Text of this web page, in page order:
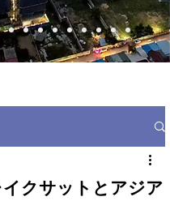
クサットとアジア